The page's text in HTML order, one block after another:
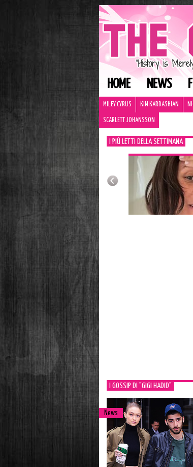
HOME NEWS
MILEY CYRUS KIM KARDASHIAN
SCARLETT JOHANSSON
I PIÙ LETTI DELLA SETTIMANA
I GOSSIP DI "GIGI HADID"
News